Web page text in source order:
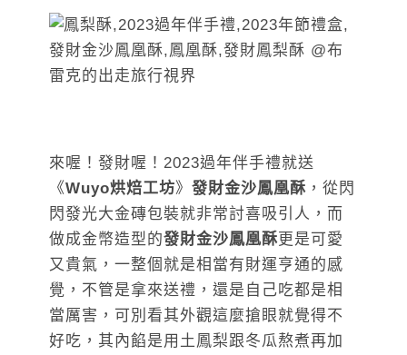
來喔！發財喔！2023過年伴手禮就送
《Wuyo烘焙工坊》 發財金沙鳳凰酥 ，從閃
閃發光大金磚包裝就非常討喜吸引人，而
做成金幣造型的發財金沙鳳凰酥更是可愛
又貴氣，一整個就是相當有財運亨通的感
覺，不管是拿來送禮，還是自己吃都是相
當厲害，可別看其外觀這麼搶眼就覺得不
好吃，其內餡是用土鳳梨跟冬瓜熬煮再加